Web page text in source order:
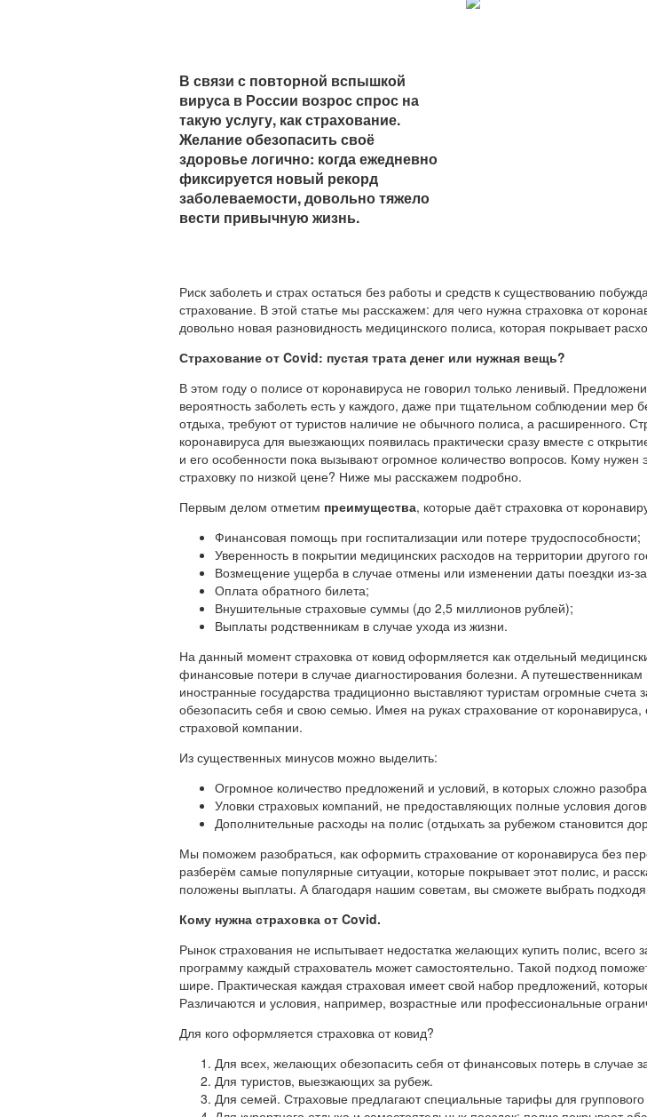
В связи с повторной вспышкой
вируса в России возрос спрос на
такую услугу, как страхование.
Желание обезопасить своё
здоровье логично: когда ежедневно
фиксируется новый рекорд
заболеваемости, довольно тяжело
вести привычную жизнь.
Риск заболеть и страх остаться без работы и средств к существованию
страхование. В этой статье мы расскажем: для чего нужна страховка от
довольно новая разновидность медицинского полиса, которая покрывает
Страхование от Covid: пустая трата денег или нужная вещь?
В этом году о полисе от коронавируса не говорил только ленивый.
вероятность заболеть есть у каждого, даже при тщательном соблюдении мер
отдыха, требуют от туристов наличие не обычного полиса, а расширенного.
коронавируса для выезжающих появилась практически сразу вместе с
и его особенности пока вызывают огромное количество вопросов. Кому
страховку по низкой цене? Ниже мы расскажем подробно.
Первым делом отметим преимущества, которые даёт страховка от
Финансовая помощь при госпитализации или потере трудоспособности;
Уверенность в покрытии медицинских расходов на территории другого
Возмещение ущерба в случае отмены или изменении даты поездки из-
Оплата обратного билета;
Внушительные страховые суммы (до 2,5 миллионов рублей);
Выплаты родственникам в случае ухода из жизни.
На данный момент страховка от ковид​ оформляется как отдельный
финансовые потери в случае диагностирования болезни. А
иностранные государства традиционно выставляют туристам огромные
обезопасить себя и свою семью. Имея на руках страхование от
страховой компании.
Из существенных минусов можно выделить:
Огромное количество предложений и условий, в которых сложно
Уловки страховых компаний, не предоставляющих полные условия
Дополнительные расходы на полис (отдыхать за рубежом становится
Мы поможем разобраться, как оформить страхование от коронавируса без
разберём самые популярные ситуации, которые покрывает этот полис, и
положены выплаты. А благодаря нашим советам, вы сможете выбрать
Кому нужна страховка от Covid.
Рынок страхования не испытывает недостатка желающих купить полис,
программу каждый страхователь может самостоятельно. Такой подход
шире. Практическая каждая страховая имеет свой набор предложений,
Различаются и условия, например, возрастные или профессиональные
Для кого оформляется страховка от ковид?
Для всех, желающих обезопасить себя от финансовых потерь в случае
Для туристов, выезжающих за рубеж.
Для семей. Страховые предлагают специальные тарифы для группового